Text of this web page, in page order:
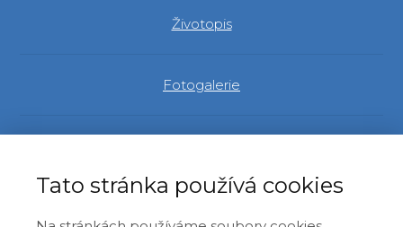
Životopis
Fotogalerie
Tato stránka používá cookies